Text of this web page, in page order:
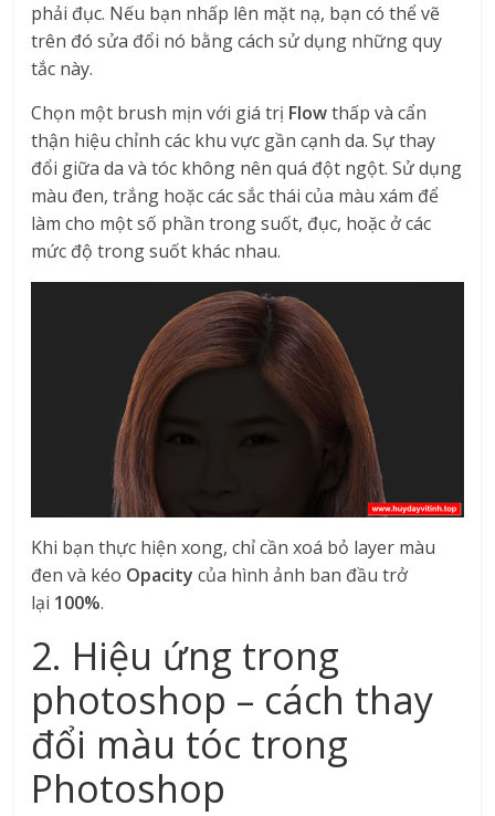
phải đục. Nếu bạn nhấp lên mặt nạ, bạn có thể vẽ
trên đó sửa đổi nó bằng cách sử dụng những quy
tắc này.
Chọn một brush mịn với giá trị Flowthấp và cẩn
thận hiệu chỉnh các khu vực gần cạnh da. Sự thay
đổi giữa da và tóc không nên quá đột ngột. Sử dụng
màu đen, trắng hoặc các sắc thái của màu xám để
làm cho một số phần trong suốt, đục, hoặc ở các
mức độ trong suốt khác nhau.
Khi bạn thực hiện xong, chỉ cần xoá bỏ layer màu
đen và kéo Opacity của hình ảnh ban đầu trở
lại 100%.
2. Hiệu ứng trong
photoshop – cách thay
đổi màu tóc trong
Photoshop